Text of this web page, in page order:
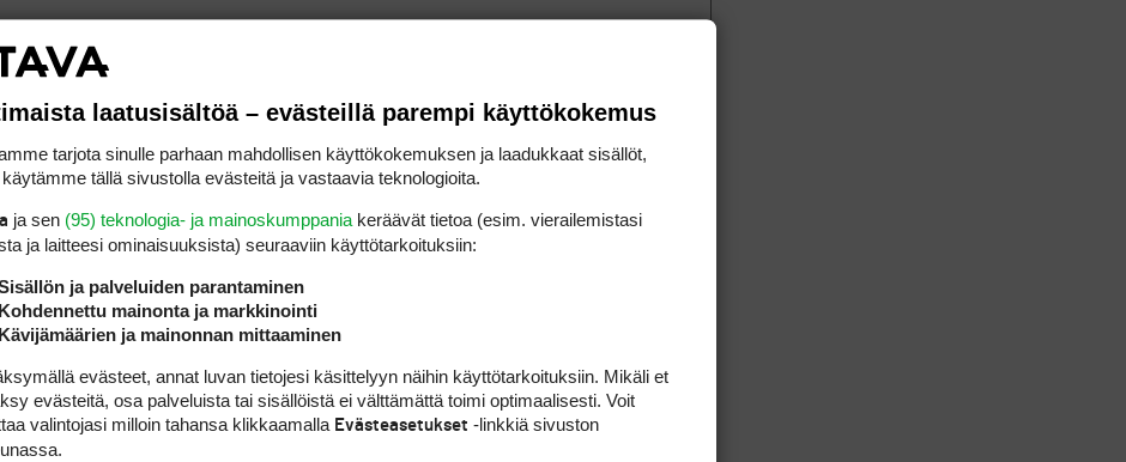
laatusisältöä – evästeillä parempi käyttökokemus
tarjota sinulle parhaan mahdollisen käyttökokemuksen ja laadukkaat sisällöt,
tällä sivustolla evästeitä ja vastaavia teknologioita.
ja sen (95) teknologia- ja mainoskumppania keräävät tietoa (esim. vierailemis­tasi
ja laitteesi ominaisuuk­sista) seuraaviin käyttötarkoituksiin:
ja palveluiden parantaminen
Kohdennettu mainonta ja markkinointi
Kävijämäärien ja mainonnan mittaaminen
evästeet, annat luvan tietojesi käsittelyyn näihin käyttötarkoituksiin. Mikäli et
evästeitä, osa palveluista tai sisällöistä ei välttämättä toimi optimaalisesti. Voit
valintojasi milloin tahansa klikkaamalla Evästeasetukset -linkkiä sivuston